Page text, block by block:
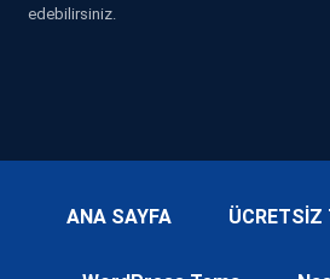
edebilirsiniz.
ANA SAYFA ÜCRETSİZ